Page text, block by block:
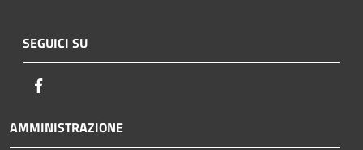
SEGUICI SU
AMMINISTRAZIONE